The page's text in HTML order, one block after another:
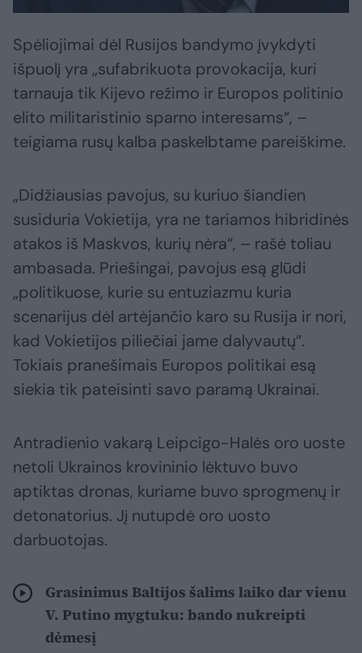
Spėliojimai dėl Rusijos bandymo įvykdyti
išpuolį yra „sufabrikuota provokacija, kuri
tarnauja tik Kijevo režimo ir Europos politinio
elito militaristinio sparno interesams“, –
teigiama rusų kalba paskelbtame pareiškime.
„Didžiausias pavojus, su kuriuo šiandien
susiduria Vokietija, yra ne tariamos hibridinės
atakos iš Maskvos, kurių nėra“, – rašė toliau
ambasada. Priešingai, pavojus esą glūdi
„politikuose, kurie su entuziazmu kuria
scenarijus dėl artėjančio karo su Rusija ir nori,
kad Vokietijos piliečiai jame dalyvautų“.
Tokiais pranešimais Europos politikai esą
siekia tik pateisinti savo paramą Ukrainai.
Antradienio vakarą Leipcigo-Halės oro uoste
netoli Ukrainos krovininio lėktuvo buvo
aptiktas dronas, kuriame buvo sprogmenų ir
detonatorius. Jį nutupdė oro uosto
darbuotojas.
Grasinimus Baltijos šalims laiko dar vienu
V. Putino mygtuku: bando nukreipti
dėmesį